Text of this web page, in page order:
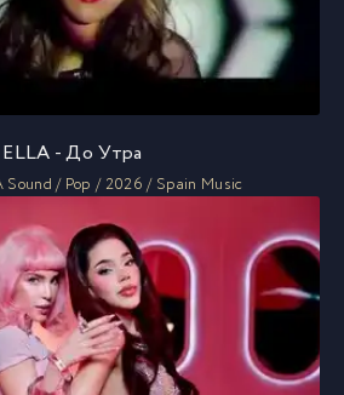
ELLA - До Утра
Sound / Pop / 2026 / Spain Music